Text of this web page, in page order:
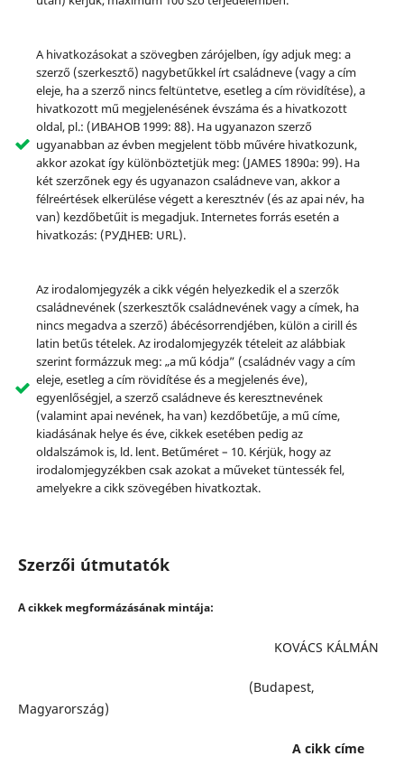
A hivatkozásokat a szövegben zárójelben, így adjuk meg: a
szerző (szerkesztő) nagybetűkkel írt családneve (vagy a cím
eleje, ha a szerző nincs feltüntetve, esetleg a cím rövidítése), a
hivatkozott mű megjelenésének évszáma és a hivatkozott
oldal, pl.: (ИВАНОВ 1999: 88). Ha ugyanazon szerző
ugyanabban az évben megjelent több művére hivatkozunk,
akkor azokat így különböztetjük meg: (JAMES 1890a: 99). Ha
két szerzőnek egy és ugyanazon családneve van, akkor a
félreértések elkerülése végett a keresztnév (és az apai név, ha
van) kezdőbetűit is megadjuk. Internetes forrás esetén a
hivatkozás: (РУДНЕВ: URL).
Az irodalomjegyzék a cikk végén helyezkedik el a szerzők
családnevének (szerkesztők családnevének vagy a címek, ha
nincs megadva a szerző) ábécésorrendjében, külön a cirill és
latin betűs tételek. Az irodalomjegyzék tételeit az alábbiak
szerint formázzuk meg: „a mű kódja” (családnév vagy a cím
eleje, esetleg a cím rövidítése és a megjelenés éve),
egyenlőségjel, a szerző családneve és keresztnevének
(valamint apai nevének, ha van) kezdőbetűje, a mű címe,
kiadásának helye és éve, cikkek esetében pedig az
oldalszámok is, ld. lent. Betűméret – 10. Kérjük, hogy az
irodalomjegyzékben csak azokat a műveket tüntessék fel,
amelyekre a cikk szövegében hivatkoztak.
Szerzői útmutatók
A cikkek megformázásának mintája:
KOVÁCS KÁLMÁN
(Budapest,
Magyarország)
A cikk címe